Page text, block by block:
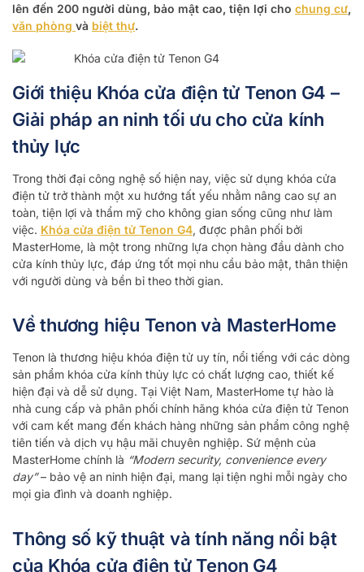
lên đến 200 người dùng, bảo mật cao, tiện lợi cho chung cư,
văn phòng và biệt thự.
Giới thiệu Khóa cửa điện tử Tenon G4 –
Giải pháp an ninh tối ưu cho cửa kính
thủy lực
Trong thời đại công nghệ số hiện nay, việc sử dụng khóa cửa
điện tử trở thành một xu hướng tất yếu nhằm nâng cao sự an
toàn, tiện lợi và thẩm mỹ cho không gian sống cũng như làm
việc. Khóa cửa điện tử Tenon G4, được phân phối bởi
MasterHome, là một trong những lựa chọn hàng đầu dành cho
cửa kính thủy lực, đáp ứng tốt mọi nhu cầu bảo mật, thân thiện
với người dùng và bền bỉ theo thời gian.
Về thương hiệu Tenon và MasterHome
Tenon là thương hiệu khóa điện tử uy tín, nổi tiếng với các dòng
sản phẩm khóa cửa kính thủy lực có chất lượng cao, thiết kế
hiện đại và dễ sử dụng. Tại Việt Nam, MasterHome tự hào là
nhà cung cấp và phân phối chính hãng khóa cửa điện tử Tenon
với cam kết mang đến khách hàng những sản phẩm công nghệ
tiên tiến và dịch vụ hậu mãi chuyên nghiệp. Sứ mệnh của
MasterHome chính là “Modern security, convenience every
day”– bảo vệ an ninh hiện đại, mang lại tiện nghi mỗi ngày cho
mọi gia đình và doanh nghiệp.
Thông số kỹ thuật và tính năng nổi bật
của Khóa cửa điện tử Tenon G4